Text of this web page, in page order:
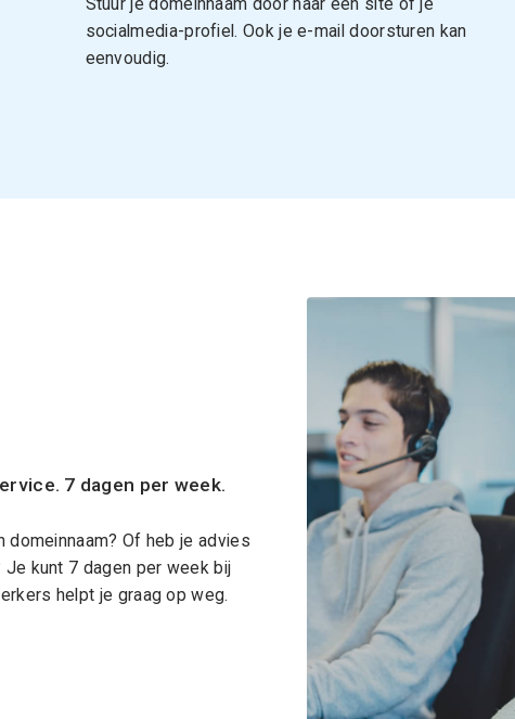
socialmedia-profiel. Ook je e-mail doorsturen kan
eenvoudig.
7 dagen per week.
Of heb je advies
kunt 7 dagen per week bij
helpt je graag op weg.